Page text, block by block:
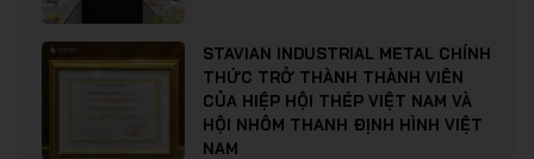
STAVIAN INDUSTRIAL METAL CHÍNH
THỨC TRỞ THÀNH THÀNH VIÊN
CỦA HIỆP HỘI THÉP VIỆT NAM VÀ
HỘI NHÔM THANH ĐỊNH HÌNH VIỆT
NAM